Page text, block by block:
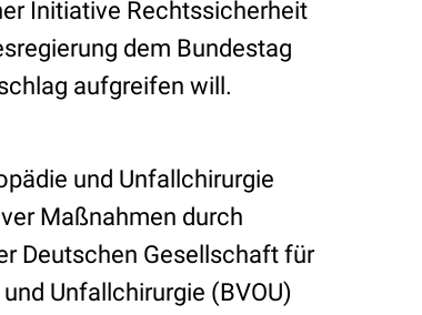
Initiative Rechtssicherheit
dem Bundestag
aufgreifen will.
und Unfallchirurgie
Maßnahmen durch
Deutschen Gesellschaft für
Unfallchirurgie (BVOU)